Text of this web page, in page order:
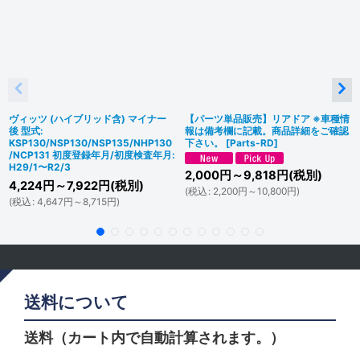
ヴィッツ (ハイブリッド含) マイナー
後 型式:
KSP130/NSP130/NSP135/NHP130
/NCP131 初度登録年月/初度検査年月:
H29/1〜R2/3
4,224円 ～7,922円(税別)
(税込 : 4,647円 ～8,715円)
【パーツ単品販売】リアドア ※車種情
報は備考欄に記載。商品詳細をご確認
下さい。
[Parts-RD]
2,000円 ～9,818 円(税別)
(税込 : 2,200円 ～10,800円)
送料について
送料（カート内で自動計算されます。）